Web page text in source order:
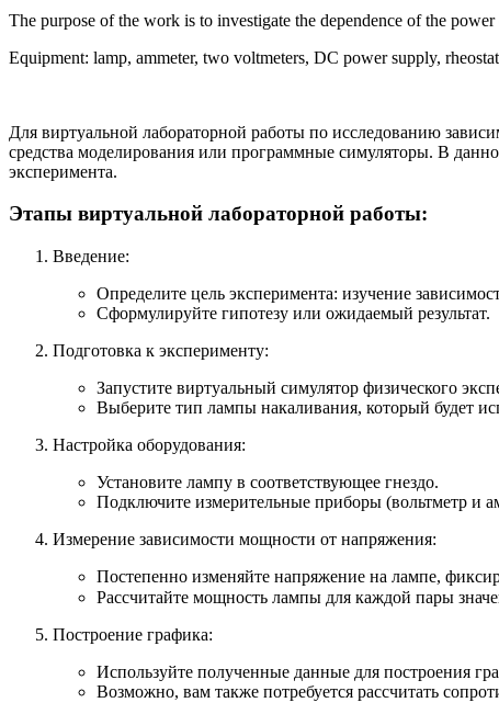
The purpose of the work is to investigate the dependence of the
Equipment: lamp, ammeter, two voltmeters, DC power supply,
Для виртуальной лабораторной работы по исследованию
средства моделирования или программные симуляторы. В
эксперимента.
Этапы виртуальной лабораторной работы:
Введение:
Определите цель эксперимента: изучение
Сформулируйте гипотезу или ожидаемый результат.
Подготовка к эксперименту:
Запустите виртуальный симулятор физического
Выберите тип лампы накаливания, который будет
Настройка оборудования:
Установите лампу в соответствующее гнездо.
Подключите измерительные приборы (вольтметр и
Измерение зависимости мощности от напряжения:
Постепенно изменяйте напряжение на лампе,
Рассчитайте мощность лампы для каждой пары
Построение графика:
Используйте полученные данные для построения
Возможно, вам также потребуется рассчитать